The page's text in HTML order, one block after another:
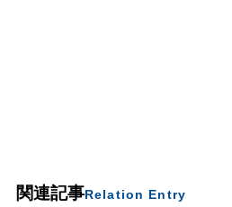
関連記事Relation Entry